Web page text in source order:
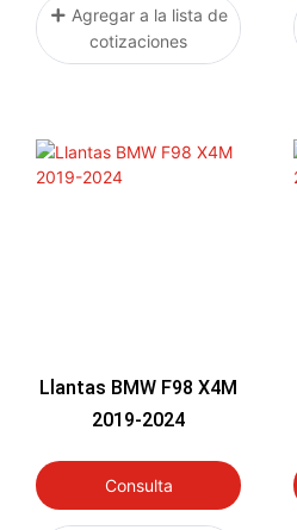
Agregar a la lista de
cotizaciones
Llantas BMW F98 X4M
2019-2024
Consulta